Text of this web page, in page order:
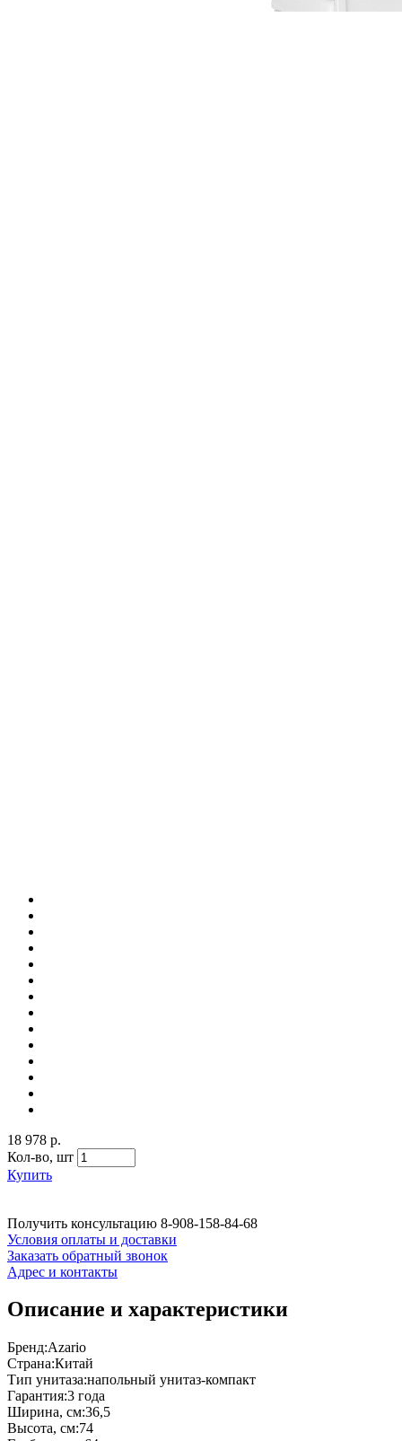
18 978 р.
Кол-во, шт
Купить
Получить консультацию 8-908-158-84-68
Условия оплаты и доставки
Заказать обратный звонок
Адрес и контакты
Описание и характеристики
Бренд:Azario
Страна:Китай
Тип унитаза:напольный унитаз-компакт
Гарантия:3 года
Ширина, см:36,5
Высота, см:74